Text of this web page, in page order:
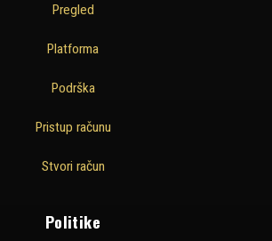
Pregled
Platforma
Podrška
Pristup računu
Stvori račun
Politike